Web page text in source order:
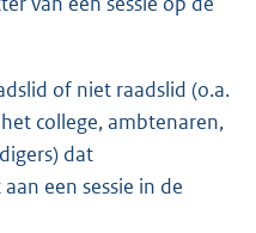
of niet raadslid (o.a.
college, ambtenaren,
dat
een sessie in de